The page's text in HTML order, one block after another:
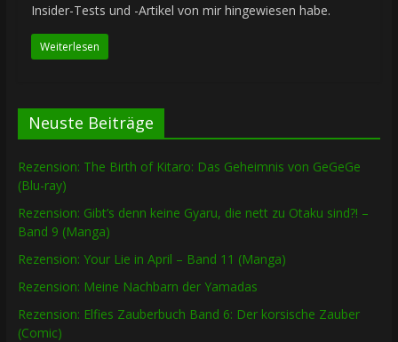
Insider-Tests und -Artikel von mir hingewiesen habe.
Weiterlesen
Neuste Beiträge
Rezension: The Birth of Kitaro: Das Geheimnis von GeGeGe
(Blu-ray)
Rezension: Gibt’s denn keine Gyaru, die nett zu Otaku sind?! –
Band 9 (Manga)
Rezension: Your Lie in April – Band 11 (Manga)
Rezension: Meine Nachbarn der Yamadas
Rezension: Elfies Zauberbuch Band 6: Der korsische Zauber
(Comic)